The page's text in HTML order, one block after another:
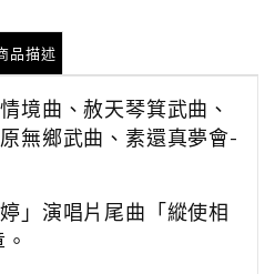
品描述
境曲、赦天琴箕武曲、
無鄉武曲、素還真夢會­
」演唱片尾曲「縱使相